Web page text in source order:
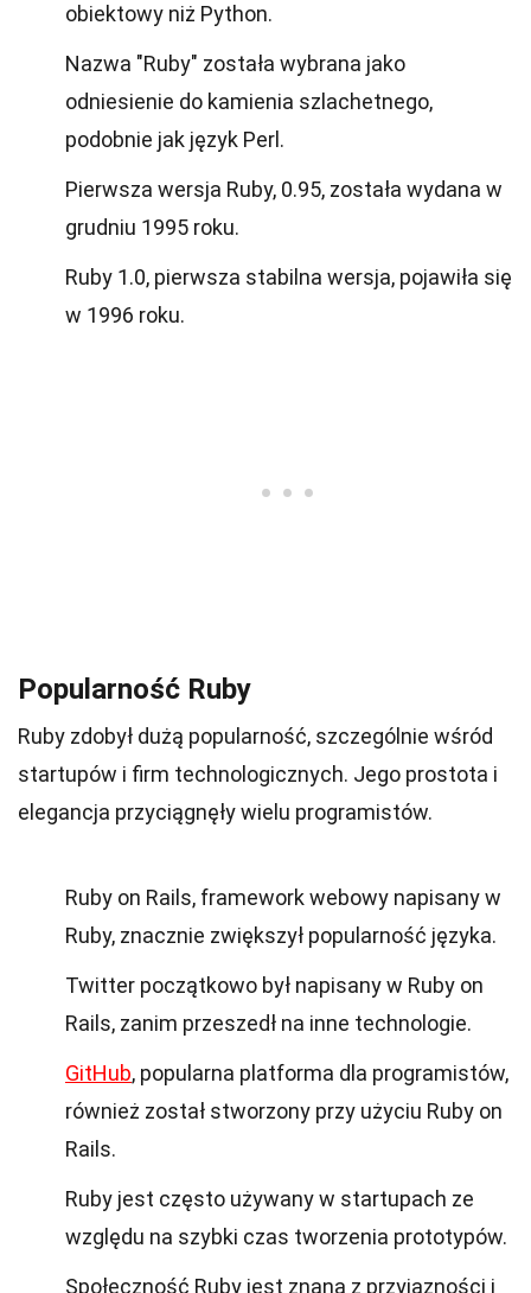
obiektowy niż Python.
Nazwa "Ruby" została wybrana jako
odniesienie do kamienia szlachetnego,
podobnie jak język Perl.
Pierwsza wersja Ruby, 0.95, została wydana w
grudniu 1995 roku.
Ruby 1.0, pierwsza stabilna wersja, pojawiła się
w 1996 roku.
Popularność Ruby
Ruby zdobył dużą popularność, szczególnie wśród
startupów i firm technologicznych. Jego prostota i
elegancja przyciągnęły wielu programistów.
Ruby on Rails, framework webowy napisany w
Ruby, znacznie zwiększył popularność języka.
Twitter początkowo był napisany w Ruby on
Rails, zanim przeszedł na inne technologie.
GitHub, popularna platforma dla programistów,
również został stworzony przy użyciu Ruby on
Rails.
Ruby jest często używany w startupach ze
względu na szybki czas tworzenia prototypów.
Społeczność Ruby jest znana z przyjazności i